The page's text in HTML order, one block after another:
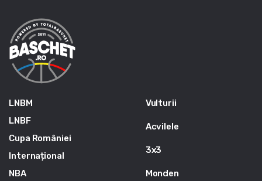
LNBM
LNBF
Cupa României
Internațional
NBA
Vulturii
Acvilele
3x3
Monden